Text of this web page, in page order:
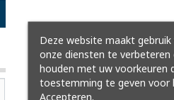
Deze website maakt
onze diensten te
houden met uw voorkeuren
toestemming te geven voor
Accepteren.